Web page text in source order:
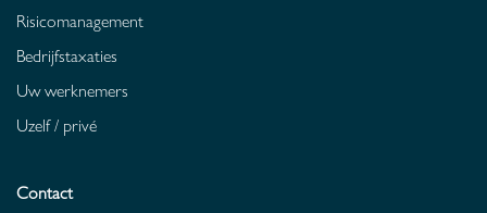
Risicomanagement
Bedrijfstaxaties
Uw werknemers
Uzelf / privé
Contact